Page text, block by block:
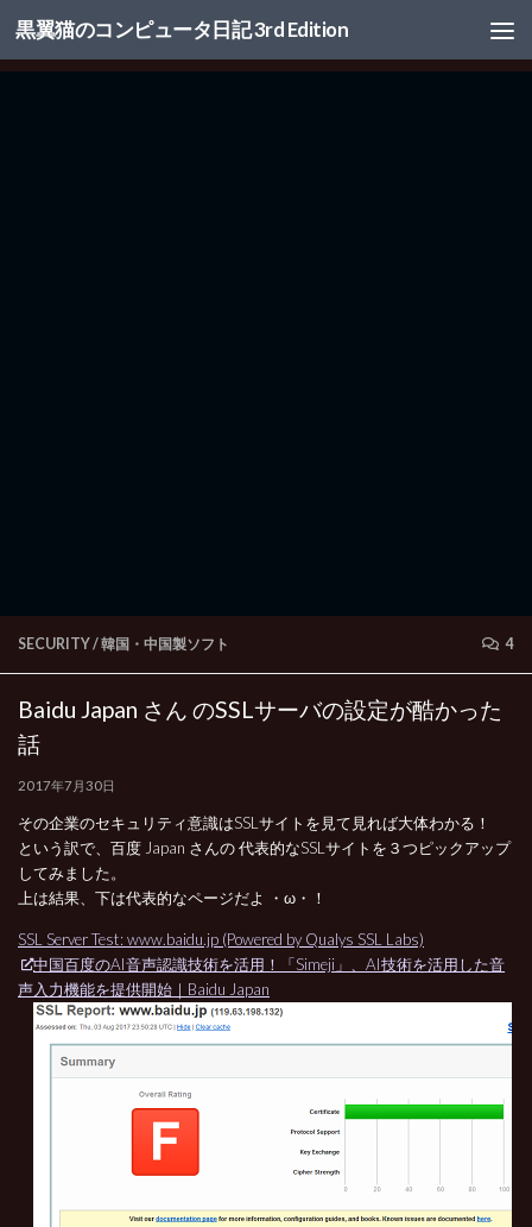
コンテンツへスキップ
黒翼猫のコンピュータ日記 3rd Edition
SECURITY/韓国・中国製ソフト 4
Baidu Japan さん のSSLサーバの設定が酷かった
話
2017年7月30日
その企業のセキュリティ意識はSSLサイトを見て見れば大体わかる！
という訳で、百度 Japan さんの 代表的なSSLサイトを３つピックアップ
してみました。
上は結果、下は代表的なページだよ ・ω・！
SSL Server Test: www.baidu.jp (Powered by Qualys SSL Labs)
中国百度のAI音声認識技術を活用！「Simeji」、AI技術を活用した音
声入力機能を提供開始｜Baidu Japan